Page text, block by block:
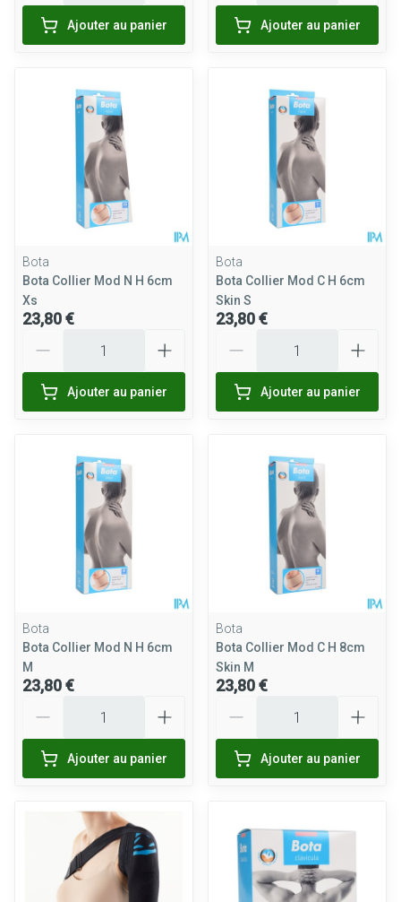
Ajouter au panier Ajouter au panier
Bota
Bota Collier Mod N H 6cm
Xs
23,80 €
Ajouter au panier
Bota
Bota Collier Mod C H 6cm
Skin S
23,80 €
Ajouter au panier
Bota
Bota Collier Mod N H 6cm
M
23,80 €
Ajouter au panier
Bota
Bota Collier Mod C H 8cm
Skin M
23,80 €
Ajouter au panier